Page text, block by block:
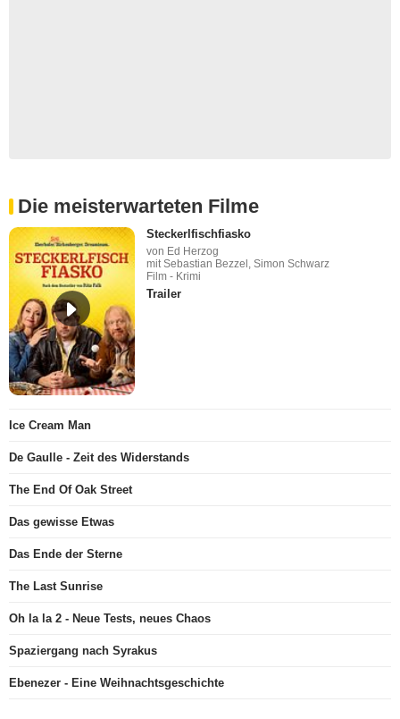
Die meisterwarteten Filme
Steckerlfischfiasko
von Ed Herzog
mit Sebastian Bezzel, Simon Schwarz
Film - Krimi
Trailer
Ice Cream Man
De Gaulle - Zeit des Widerstands
The End Of Oak Street
Das gewisse Etwas
Das Ende der Sterne
The Last Sunrise
Oh la la 2 - Neue Tests, neues Chaos
Spaziergang nach Syrakus
Ebenezer - Eine Weihnachtsgeschichte